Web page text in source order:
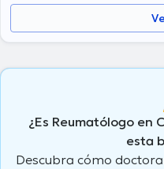
¿Es Reumatólogo en
esta
Descubra cómo